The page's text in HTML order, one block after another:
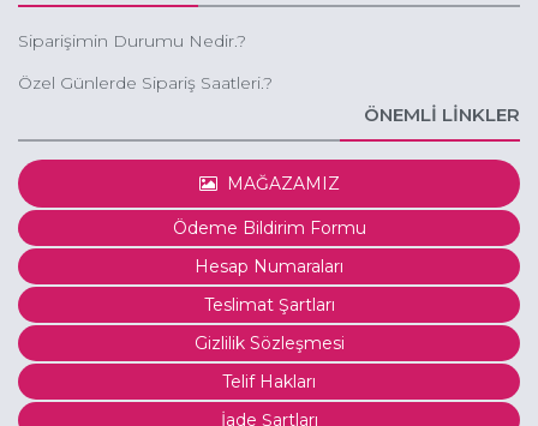
Siparişimin Durumu Nedir.?
Özel Günlerde Sipariş Saatleri.?
ÖNEMLİ LİNKLER
MAĞAZAMIZ
Ödeme Bildirim Formu
Hesap Numaraları
Teslimat Şartları
Gizlilik Sözleşmesi
Telif Hakları
İade Şartları